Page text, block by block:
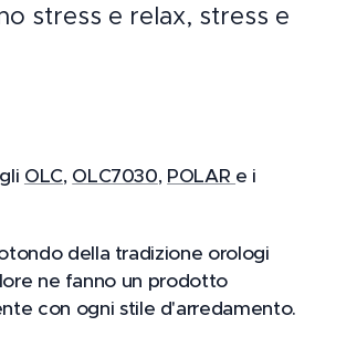
stress e relax, stress e
OLC, OLC7030, POLAR e i
della tradizione orologi
ne fanno un prodotto
con ogni stile d'arredamento.